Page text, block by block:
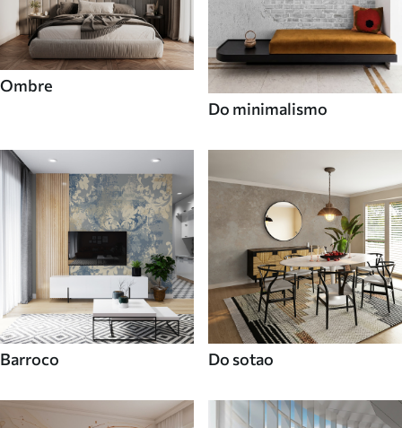
Ombre
Do minimalismo
Barroco Do sotao